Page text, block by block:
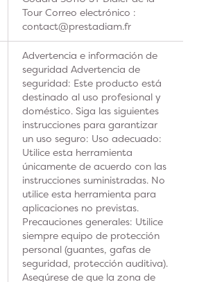
Tour Correo electrónico :
contact@prestadiam.fr
Advertencia e información de
seguridad Advertencia de
seguridad: Este producto está
destinado al uso profesional y
doméstico. Siga las siguientes
instrucciones para garantizar
un uso seguro: Uso adecuado:
Utilice esta herramienta
únicamente de acuerdo con las
instrucciones suministradas. No
utilice esta herramienta para
aplicaciones no previstas.
Precauciones generales: Utilice
siempre equipo de protección
personal (guantes, gafas de
seguridad, protección auditiva).
Asegúrese de que la zona de